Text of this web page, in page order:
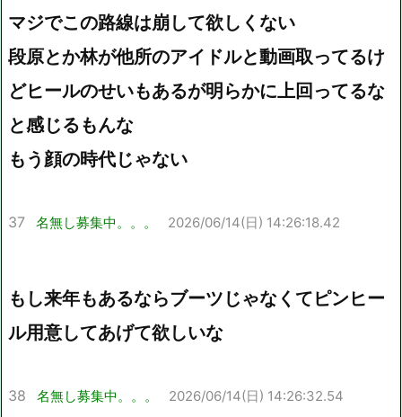
マジでこの路線は崩して欲しくない
段原とか林が他所のアイドルと動画取ってるけ
どヒールのせいもあるが明らかに上回ってるな
と感じるもんな
もう顔の時代じゃない
37 名無し募集中。。。 2026/06/14(日) 14:26:18.42
もし来年もあるならブーツじゃなくてピンヒー
ル用意してあげて欲しいな
38 名無し募集中。。。 2026/06/14(日) 14:26:32.54